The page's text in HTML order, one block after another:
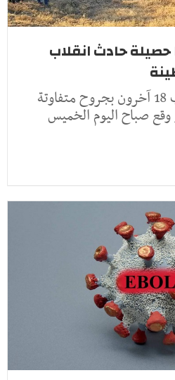
19 جريحا حصيلة حادث انقلاب
توفي 6 أشخاص و أصيب 18 آخرون بجروح متفاوتة
صباح اليوم الخميس